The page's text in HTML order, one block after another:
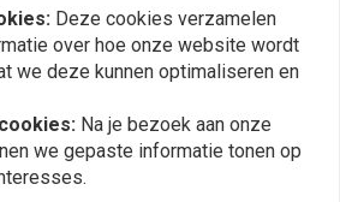
een gedurfde esthetiek.
prestaties in elke rit.
Softail M8 van 2018 tot 2023 of vind een plek
van uw Softail Deluxe, Softail Fat Boy,
Classic van 2018 tot 2022.
ook een review
Deze cookies verzamelen
over hoe onze website wordt
we deze kunnen optimaliseren en
Na je bezoek aan onze
we gepaste informatie tonen op